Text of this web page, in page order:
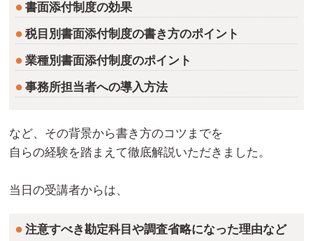
書面添付制度の効果
税目別書面添付制度の書き方のポイント
業種別書面添付制度のポイント
事務所担当者への導入方法
など、その背景から書き方のコツまでを
自らの経験を踏まえて徹底解説いただきました。
当日の受講者からは、
注意すべき勘定科目や調査省略になった理由など